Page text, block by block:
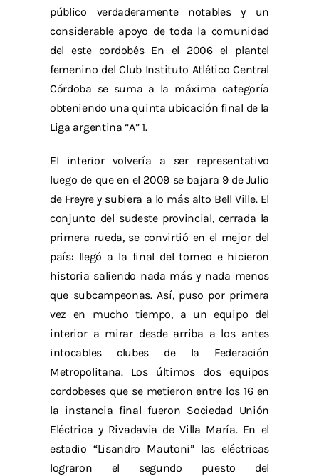
público verdaderamente notables y un
considerable apoyo de toda la comunidad
del este cordobés En el 2006 el plantel
femenino del Club Instituto Atlético Central
Córdoba se suma a la máxima categoría
obteniendo una quinta ubicación final de la
Liga argentina “A” 1.
El interior volvería a ser representativo
luego de que en el 2009 se bajara 9 de Julio
de Freyre y subiera a lo más alto Bell Ville. El
conjunto del sudeste provincial, cerrada la
primera rueda, se convirtió en el mejor del
país: llegó a la final del torneo e hicieron
historia saliendo nada más y nada menos
que subcampeonas. Así, puso por primera
vez en mucho tiempo, a un equipo del
interior a mirar desde arriba a los antes
intocables clubes de la Federación
Metropolitana. Los últimos dos equipos
cordobeses que se metieron entre los 16 en
la instancia final fueron Sociedad Unión
Eléctrica y Rivadavia de Villa María. En el
estadio “Lisandro Mautoni” las eléctricas
lograron el segundo puesto del